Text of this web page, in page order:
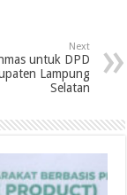
Next
untuk DPD
Lampung
Selatan